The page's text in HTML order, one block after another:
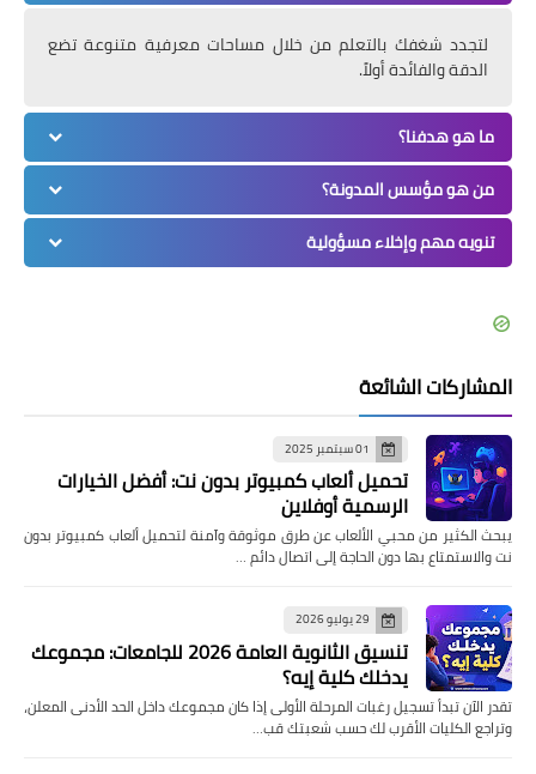
لتجدد شغفك بالتعلم من خلال مساحات معرفية متنوعة تضع
الدقة والفائدة أولاً.
ما هو هدفنا؟
من هو مؤسس المدونة؟
تنويه مهم وإخلاء مسؤولية
المشاركات الشائعة
01 سبتمبر 2025
تحميل ألعاب كمبيوتر بدون نت: أفضل الخيارات
الرسمية أوفلاين
يبحث الكثير من محبي الألعاب عن طرق موثوقة وآمنة لتحميل ألعاب كمبيوتر بدون
نت والاستمتاع بها دون الحاجة إلى اتصال دائم …
29 يوليو 2026
تنسيق الثانوية العامة 2026 للجامعات: مجموعك
يدخلك كلية إيه؟
تقدر الآن تبدأ تسجيل رغبات المرحلة الأولى إذا كان مجموعك داخل الحد الأدنى المعلن،
وتراجع الكليات الأقرب لك حسب شعبتك قب…